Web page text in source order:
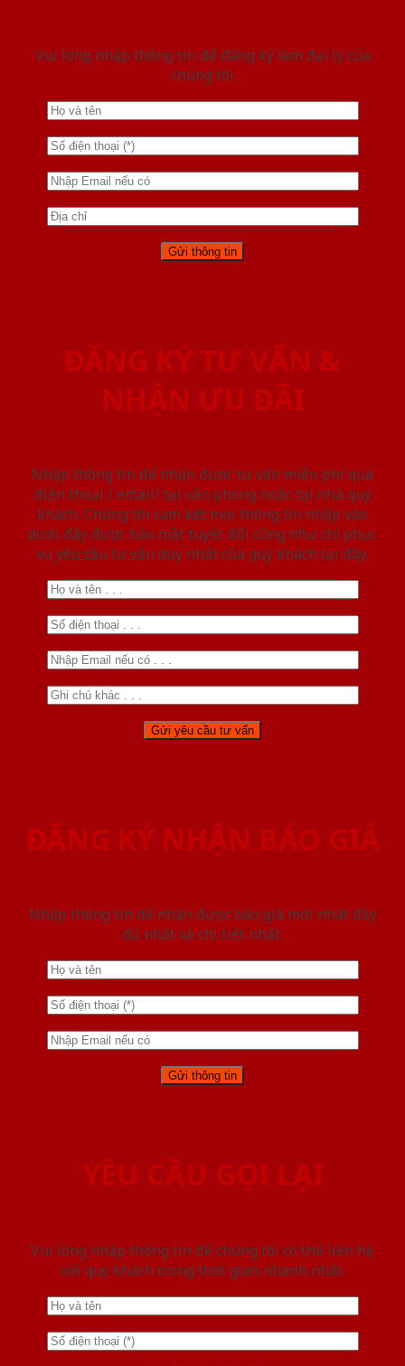
Vui lòng nhập thông tin để đăng ký làm đại lý của
chúng tôi
ĐĂNG KÝ TƯ VẤN &
NHẬN ƯU ĐÃI
Nhập thông tin để nhận được tư vấn miễn phí qua
điện thoại / email/ tại văn phòng hoặc tại nhà quý
khách. Chúng tôi cam kết mọi thông tin nhập vào
dưới đây được bảo mật tuyệt đối cũng như chỉ phục
vụ yêu cầu tư vấn duy nhất của quý khách tại đây.
ĐĂNG KÝ NHẬN BÁO GIÁ
Nhập thông tin để nhận được báo giá mới nhât đầy
đủ nhất và chi tiết nhất.
YÊU CẦU GỌI LẠI
Vui lòng nhập thông tin để chúng tôi có thể liên hệ
với quý khách trong thời gian nhanh nhất.